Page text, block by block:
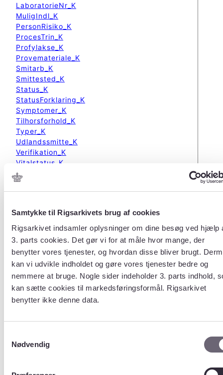
Samtykke til Rigsarkivets brug af cookies
Rigsarkivet indsamler oplysninger om dine besøg ved hjælp
3. parts cookies. Det gør vi for at måle hvor mange, der
benytter vores tjenester, og hvordan disse bliver brugt.
kan vi udvikle indholdet og gøre vores tjenester bedre og
nemmere at bruge. Nogle sider indeholder 3. parts indhold,
kan sætte cookies til markedsføringsformål. Rigsarkivet
benytter ikke denne data.
Nødvendig
LaboratorieNr_K
MuligIndl_K
PersonRisiko_K
ProcesTrin_K
Profylakse_K
Provemateriale_K
Smitarb_K
Smittested_K
Status_K
StatusForklaring_K
Symptomer_K
Tilhorsforhold_K
Typer_K
Udlandssmitte_K
Verifikation_K
Vitalstatus_K
Vurdering_K
ProcesTrinHarStatusForklaring
SygdHarErhvervKode
SygdHarMuligIndlKode
SygdHarPersRisKode
SygdHarProfylKode
SygdHarProvematerialeKode
SygdHarSmittearbKode
SygdHarSmittekildeKode
SygdHarSmittestedKode
SygdHarSymptomerKode
SygdHarTypeKode
SygdHarVerifikationKode
SygdHarAarsagTilUndersKode
UserHarSygdKode
Hospitalskoder